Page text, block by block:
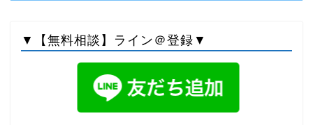
▼【無料相談】ライン＠登録▼